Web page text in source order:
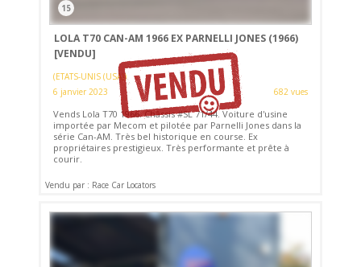
15
LOLA T70 CAN-AM 1966 EX PARNELLI JONES (1966)
[VENDU]
(ETATS-UNIS (USA))
6 janvier 2023
682 vues
Vends Lola T70 1966. Châssis #SL 71/44. Voiture d'usine
importée par Mecom et pilotée par Parnelli Jones dans la
série Can-AM. Très bel historique en course. Ex
propriétaires prestigieux. Très performante et prête à
courir.
Vendu par : Race Car Locators